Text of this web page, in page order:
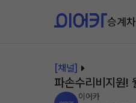
승계
[채널]
파손수리비지원!
이어카